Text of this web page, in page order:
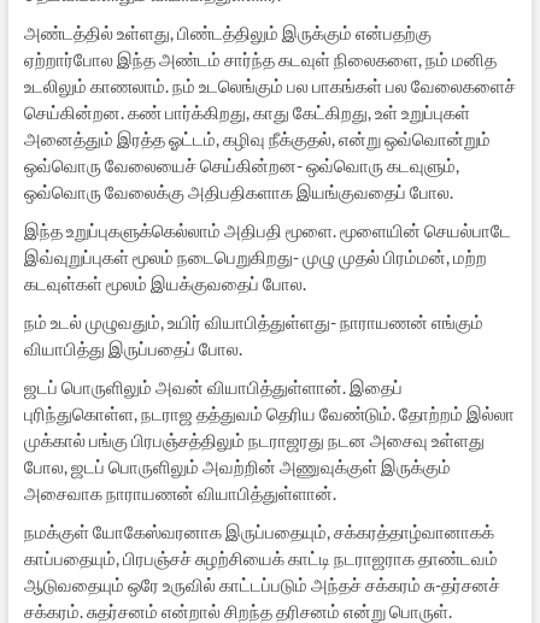
அண்டத்தில் உள்ளது, பிண்டத்திலும் இருக்கும் என்பதற்கு
ஏற்றார்போல இந்த அண்டம் சார்ந்த கடவுள் நிலைகளை, நம் மனித
உடலிலும் காணலாம். நம் உடலெங்கும் பல பாகங்கள் பல வேலைகளைச்
செய்கின்றன. கண் பார்க்கிறது, காது கேட்கிறது, உள் உறுப்புகள்
அனைத்தும் இரத்த ஓட்டம், கழிவு நீக்குதல், என்று ஒவ்வொன்றும்
ஒவ்வொரு வேலையைச் செய்கின்றன- ஒவ்வொரு கடவுளும்,
ஒவ்வொரு வேலைக்கு அதிபதிகளாக இயங்குவதைப் போல.
இந்த உறுப்புகளுக்கெல்லாம் அதிபதி மூளை. மூளையின் செயல்பாடே
இவ்வுறுப்புகள் மூலம் நடைபெறுகிறது- முழு முதல் பிரம்மன், மற்ற
கடவுள்கள் மூலம் இயக்குவதைப் போல.
நம் உடல் முழுவதும், உயிர் வியாபித்துள்ளது- நாராயணன் எங்கும்
வியாபித்து இருப்பதைப் போல.
ஜடப் பொருளிலும் அவன் வியாபித்துள்ளான். இதைப்
புரிந்துகொள்ள, நடராஜ தத்துவம் தெரிய வேண்டும். தோற்றம் இல்லா
முக்கால் பங்கு பிரபஞ்சத்திலும் நடராஜரது நடன அசைவு உள்ளது
போல, ஜடப் பொருளிலும் அவற்றின் அணுவுக்குள் இருக்கும்
அசைவாக நாராயணன் வியாபித்துள்ளான்.
நமக்குள் யோகேஸ்வரனாக இருப்பதையும், சக்கரத்தாழ்வானாகக்
காப்பதையும், பிரபஞ்சச் சுழற்சியைக் காட்டி நடராஜராக தாண்டவம்
ஆடுவதையும் ஒரே உருவில் காட்டப்படும் அந்தச் சக்கரம் சு-தர்சனச்
சக்கரம். சுதர்சனம் என்றால் சிறந்த தரிசனம் என்று பொருள்.